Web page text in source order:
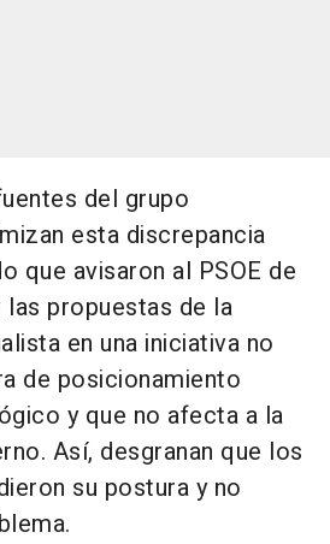
del grupo
esta discrepancia
que avisaron al PSOE de
las propuestas de la
en una iniciativa no
de posicionamiento
y que no afecta a la
Así, desgranan que los
su postura y no